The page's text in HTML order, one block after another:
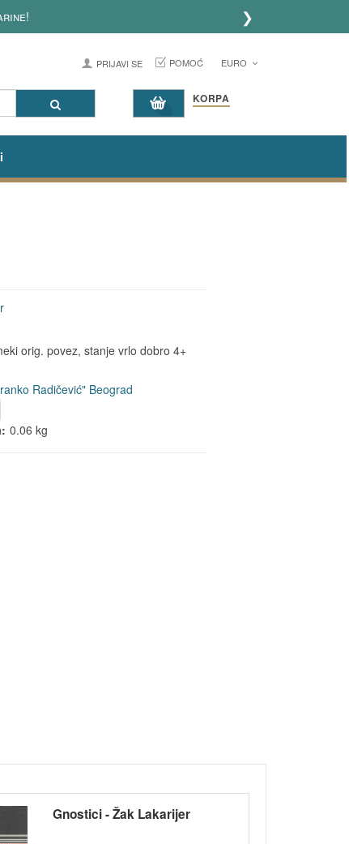
❯
PRIJAVI SE POMOĆ EURO
KORPA
orig. povez, stanje vrlo dobro 4+
Radičević" Beograd
0.06 kg
Gnostici - Žak Lakarijer